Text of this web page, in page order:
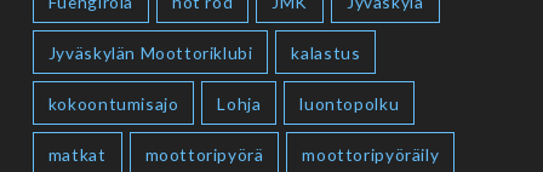
Jyväskylän Moottoriklubi kalastus
kokoontumisajo Lohja luontopolku
matkat moottoripyörä moottoripyöräily